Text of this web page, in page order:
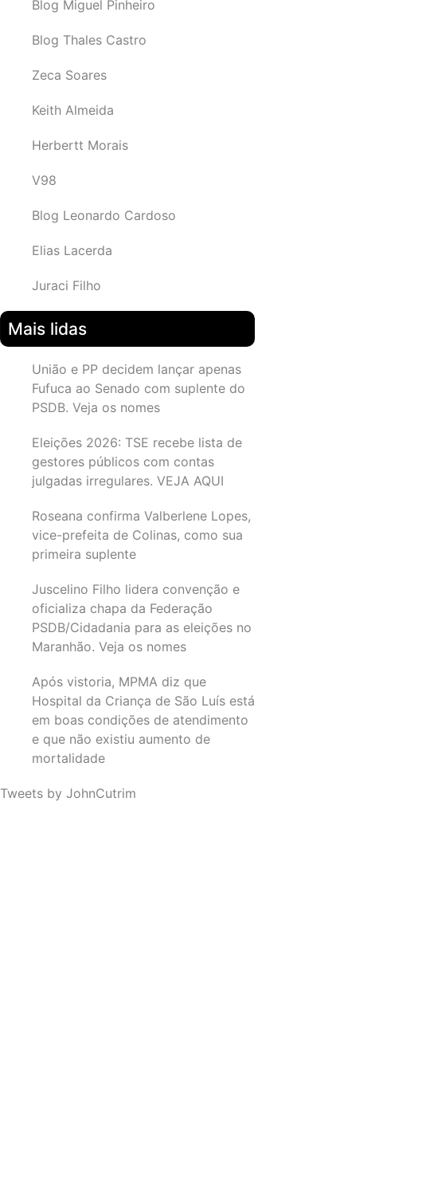
Blog Miguel Pinheiro
Blog Thales Castro
Zeca Soares
Keith Almeida
Herbertt Morais
V98
Blog Leonardo Cardoso
Elias Lacerda
Juraci Filho
Mais lidas
União e PP decidem lançar apenas
Fufuca ao Senado com suplente do
PSDB. Veja os nomes
Eleições 2026: TSE recebe lista de
gestores públicos com contas
julgadas irregulares. VEJA AQUI
Roseana confirma Valberlene Lopes,
vice-prefeita de Colinas, como sua
primeira suplente
Juscelino Filho lidera convenção e
oficializa chapa da Federação
PSDB/Cidadania para as eleições no
Maranhão. Veja os nomes
Após vistoria, MPMA diz que
Hospital da Criança de São Luís está
em boas condições de atendimento
e que não existiu aumento de
mortalidade
Tweets by JohnCutrim